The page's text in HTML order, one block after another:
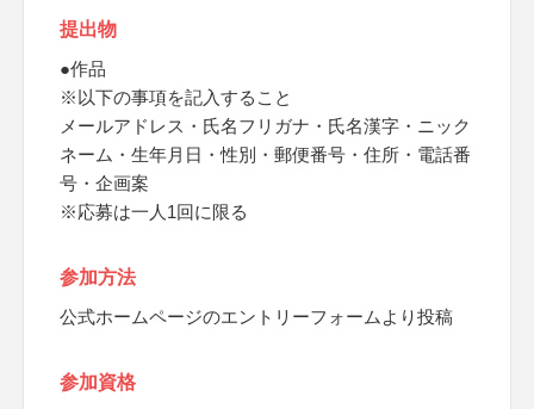
提出物
●作品
※以下の事項を記入すること
メールアドレス・氏名フリガナ・氏名漢字・ニック
ネーム・生年月日・性別・郵便番号・住所・電話番
号・企画案
※応募は一人1回に限る
参加方法
公式ホームページのエントリーフォームより投稿
参加資格